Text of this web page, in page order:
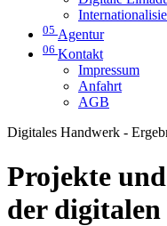
05 Agentur
06 Kontakt
Impressum
Anfahrt
AGB
Digitales Handwerk -
Projekte
der